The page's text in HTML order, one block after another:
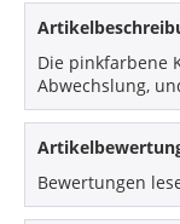
Die pinkfarbene
Abwechslung,
Bewertungen